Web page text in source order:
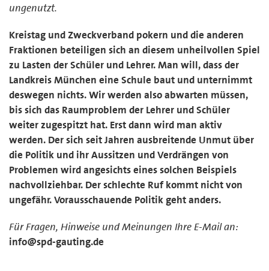
ungenutzt.
Kreistag und Zweckverband pokern und die anderen
Fraktionen beteiligen sich an diesem unheilvollen Spiel
zu Lasten der Schüler und Lehrer. Man will, dass der
Landkreis München eine Schule baut und unternimmt
deswegen nichts. Wir werden also abwarten müssen,
bis sich das Raumproblem der Lehrer und Schüler
weiter zugespitzt hat. Erst dann wird man aktiv
werden. Der sich seit Jahren ausbreitende Unmut über
die Politik und ihr Aussitzen und Verdrängen von
Problemen wird angesichts eines solchen Beispiels
nachvollziehbar. Der schlechte Ruf kommt nicht von
ungefähr. Vorausschauende Politik geht anders.
Für Fragen, Hinweise und Meinungen Ihre E-Mail an:
info@spd-gauting.de